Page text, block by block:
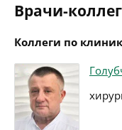
Врачи-
Коллеги по